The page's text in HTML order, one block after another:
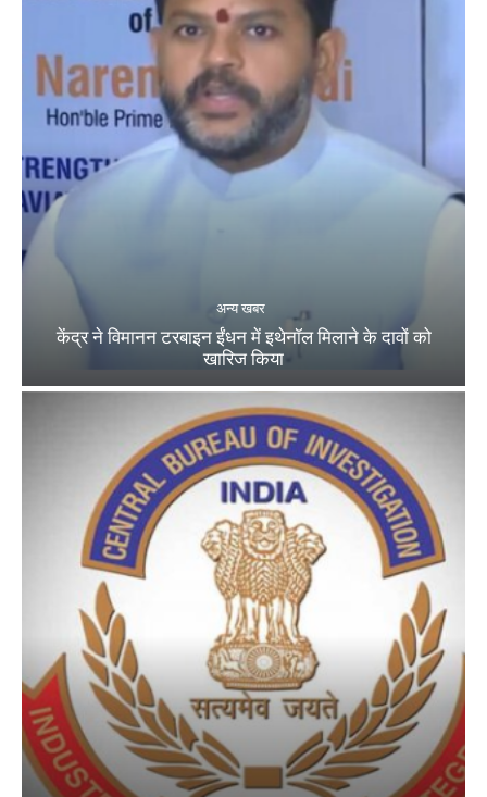
अन्य खबर
केंद्र ने विमानन टरबाइन ईंधन में इथेनॉल मिलाने के दावों को
खारिज किया